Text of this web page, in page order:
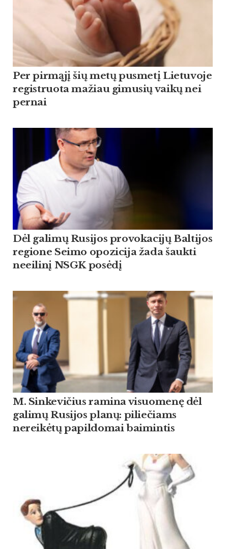
Per pirmąjį šių metų pusmetį Lietuvoje
registruota mažiau gimusių vaikų nei
pernai
Dėl galimų Rusijos provokacijų Baltijos
regione Seimo opozicija žada šaukti
neeilinį NSGK posėdį
M. Sinkevičius ramina visuomenę dėl
galimų Rusijos planų: piliečiams
nereikėtų papildomai baimintis